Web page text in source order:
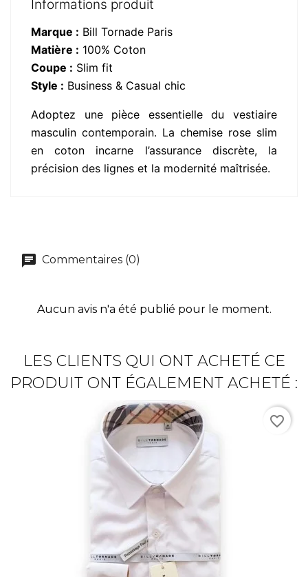
Informations produit
Marque : Bill Tornade Paris
Matière : 100% Coton
Coupe : Slim fit
Style : Business & Casual chic
Adoptez une pièce essentielle du vestiaire
masculin contemporain. La chemise rose slim
en coton incarne l’assurance discrète, la
précision des lignes et la modernité maîtrisée.
Commentaires (0)
Aucun avis n'a été publié pour le moment.
LES CLIENTS QUI ONT ACHETÉ CE
PRODUIT ONT ÉGALEMENT ACHETÉ :
favorite_border